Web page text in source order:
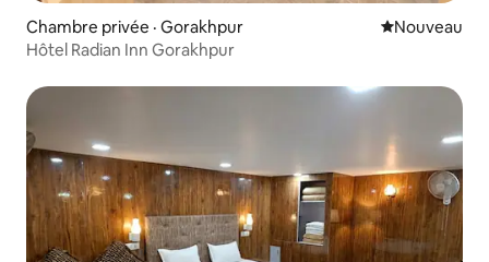
Chambre privée · Gorakhpur Nouvel
Nouveau
Hôtel Radian Inn Gorakhpur